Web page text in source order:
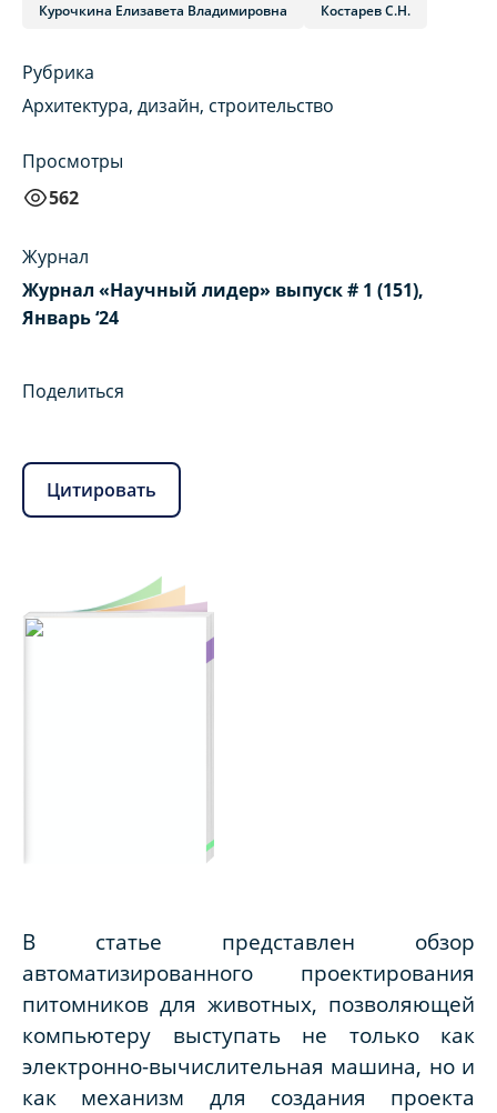
Курочкина Елизавета Владимировна Костарев С.Н.
Рубрика
Архитектура, дизайн, строительство
Просмотры
562
Журнал
Журнал «Научный лидер» выпуск # 1 (151),
Январь ‘24
Поделиться
Цитировать
В статье представлен обзор
автоматизированного проектирования
питомников для животных, позволяющей
компьютеру выступать не только как
электронно-вычислительная машина, но и
как механизм для создания проекта